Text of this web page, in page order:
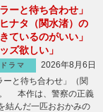
ーと待ち合わせ」
ナタ（関水渚）の
ているのがいい」
ズ欲しい」
ドラマ
2026年8月6日
と待ち合わせ」（関
。 本作は、警察の正義
結んだ一匹おおかみの